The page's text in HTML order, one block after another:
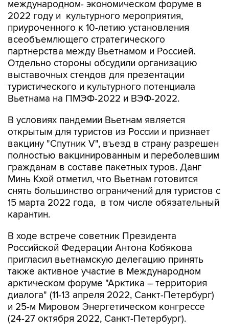
международном- экономическом форуме в
2022 году и культурного мероприятия,
приуроченного к 10-летию установления
всеобъемлющего стратегического
партнерства между Вьетнамом и Россией.
Отдельно стороны обсудили организацию
выставочных стендов для презентации
туристического и культурного потенциала
Вьетнама на ПМЭФ-2022 и ВЭФ-2022.
В условиях пандемии Вьетнам является
открытым для туристов из России и признает
вакцину "Спутник V", въезд в страну разрешен
полностью вакцинированным и переболевшим
гражданам в составе пакетных туров. Данг
Минь Кхой отметил, что Вьетнам готовится
снять большинство ограничений для туристов с
15 марта 2022 года, в том числе обязательный
карантин.
В ходе встрече советник Президента
Российской Федерации Антона Кобякова
пригласил вьетнамскую делегацию принять
также активное участие в Международном
арктическом форуме "Арктика – территория
диалога" (11-13 апреля 2022, Санкт-Петербург)
и 25-м Мировом Энергетическом конгрессе
(24-27 октября 2022, Санкт-Петербург).